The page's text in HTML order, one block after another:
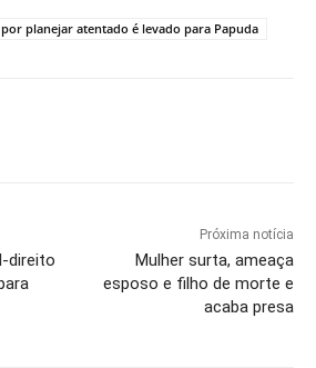
planejar atentado é levado para Papuda
direito
Próxima notícia
Mulher surta, ameaça
esposo e filho de morte e
acaba presa